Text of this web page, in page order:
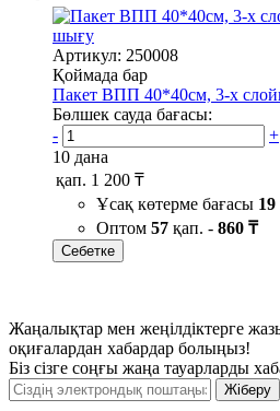
шығу
Артикул: 250008
Қоймада бар
Пакет ВПП 40*40см, 3-х
Бөлшек сауда бағасы:
-
+
10 дана
қап. 1 200 ₸
Ұсақ көтерме бағасы 19
Оптом 57 қап. - 860 ₸
Себетке
Жаңалықтар мен жеңілдіктерге
оқиғалардан хабардар болыңыз!
Біз сізге соңғы жаңа тауарларды